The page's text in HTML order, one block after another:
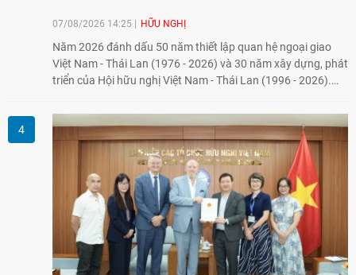
07/08/2026 14:25 HỮU NGHỊ
Năm 2026 đánh dấu 50 năm thiết lập quan hệ ngoại giao
Việt Nam - Thái Lan (1976 - 2026) và 30 năm xây dựng, phát
triển của Hội hữu nghị Việt Nam - Thái Lan (1996 - 2026).
tình hữu nghị, đồng thời từng bước mở rộng hoạt động từ
giao lưu truyền thống sang kết nối địa phương, doanh
nghiệp, giáo dục, văn hóa và thế hệ trẻ, góp phần tăng
cường sự hiểu biết và hợp tác giữa nhân dân hai nước.